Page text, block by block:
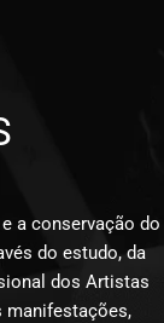
a conservação do
do estudo, da
dos Artistas
manifestações,